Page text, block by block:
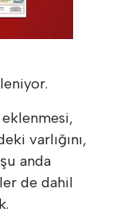
varlığını,
anda
de dahil